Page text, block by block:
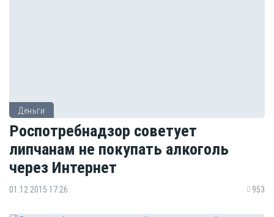
Деньги
Роспотребнадзор советует
липчанам не покупать алкоголь
через Интернет
01.12.2015 17:26 953